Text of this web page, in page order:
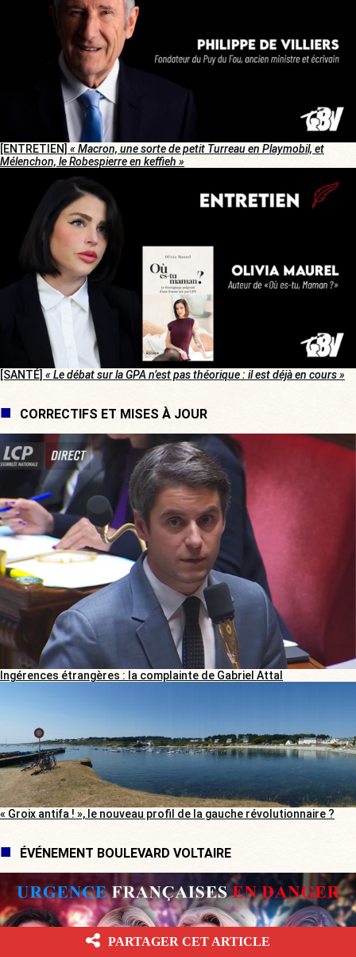
[ENTRETIEN] « Macron, une sorte de petit Turreau en Playmobil, et
Mélenchon, le Robespierre en keffieh »
[SANTÉ] « Le débat sur la GPA n’est pas théorique : il est déjà en cours »
CORRECTIFS ET MISES À JOUR
Ingérences étrangères : la complainte de Gabriel Attal
« Groix antifa ! », le nouveau profil de la gauche révolutionnaire ?
ÉVÉNEMENT BOULEVARD VOLTAIRE
PARTAGER CET ARTICLE